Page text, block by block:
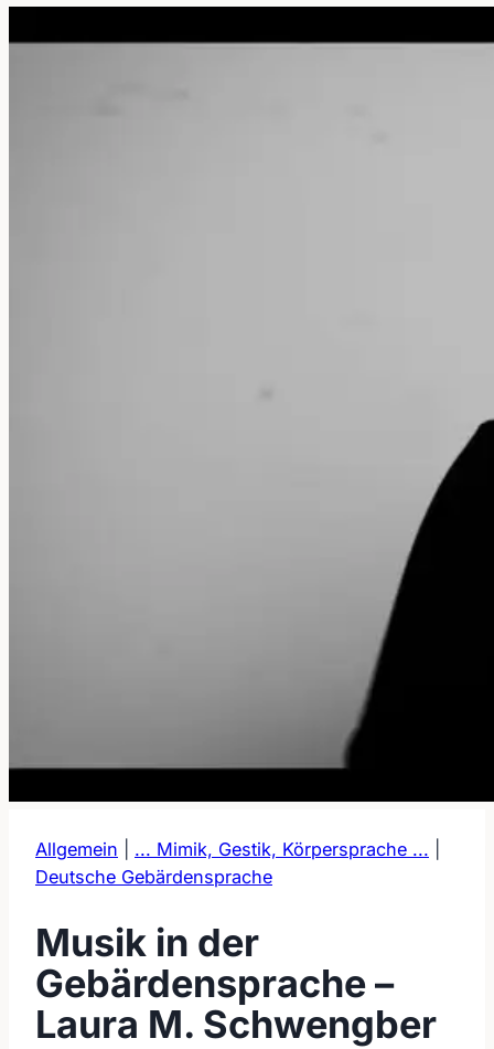
Allgemein ... Mimik, Gestik, Körpersprache ...
Deutsche Gebärdensprache
Musik in der
Gebärdensprache –
Laura M. Schwengber